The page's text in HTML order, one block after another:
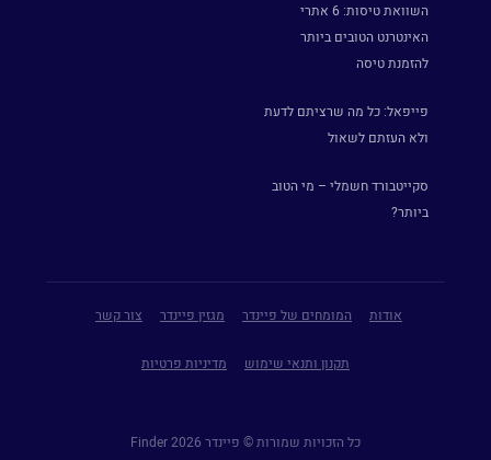
השוואת טיסות: 6 אתרי
האינטרנט הטובים ביותר
להזמנת טיסה
פייפאל: כל מה שרציתם לדעת
ולא העזתם לשאול
סקייטבורד חשמלי – מי הטוב
ביותר?
אודות המומחים של פיינדר מגזין פיינדר צור קשר
תקנון ותנאי שימוש מדיניות פרטיות
כל הזכויות שמורות © פיינדר Finder 2026